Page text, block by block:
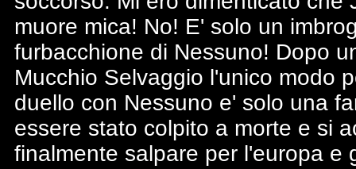
muore mica! No! E' solo un
furbacchione di Nessuno! Dopo
Mucchio Selvaggio l'unico modo
duello con Nessuno e' solo una
essere stato colpito a morte e si
finalmente salpare per l'europa e